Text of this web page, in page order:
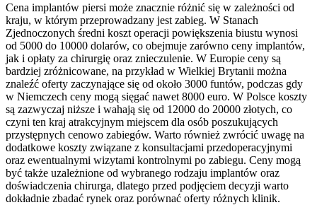
Cena implantów piersi może znacznie różnić się w zależności od
kraju, w którym przeprowadzany jest zabieg. W Stanach
Zjednoczonych średni koszt operacji powiększenia biustu wynosi
od 5000 do 10000 dolarów, co obejmuje zarówno ceny implantów,
jak i opłaty za chirurgię oraz znieczulenie. W Europie ceny są
bardziej zróżnicowane, na przykład w Wielkiej Brytanii można
znaleźć oferty zaczynające się od około 3000 funtów, podczas gdy
w Niemczech ceny mogą sięgać nawet 8000 euro. W Polsce koszty
są zazwyczaj niższe i wahają się od 12000 do 20000 złotych, co
czyni ten kraj atrakcyjnym miejscem dla osób poszukujących
przystępnych cenowo zabiegów. Warto również zwrócić uwagę na
dodatkowe koszty związane z konsultacjami przedoperacyjnymi
oraz ewentualnymi wizytami kontrolnymi po zabiegu. Ceny mogą
być także uzależnione od wybranego rodzaju implantów oraz
doświadczenia chirurga, dlatego przed podjęciem decyzji warto
dokładnie zbadać rynek oraz porównać oferty różnych klinik.